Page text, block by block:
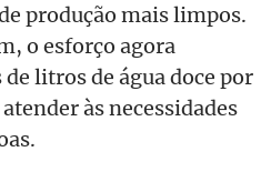
produção mais limpos.
o esforço agora
litros de água doce por
às necessidades